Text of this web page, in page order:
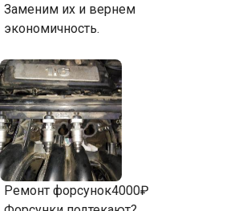
Заменим их и вернем
экономичность.
Ремонт форсунок4000₽